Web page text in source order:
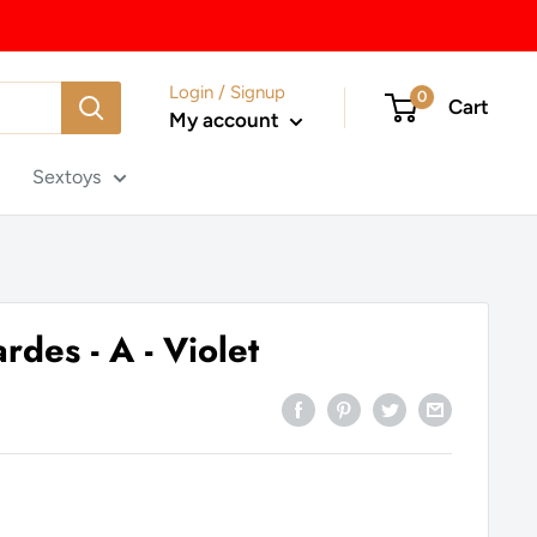
Login / Signup
My account
0 Cart
Sextoys
- A - Violet